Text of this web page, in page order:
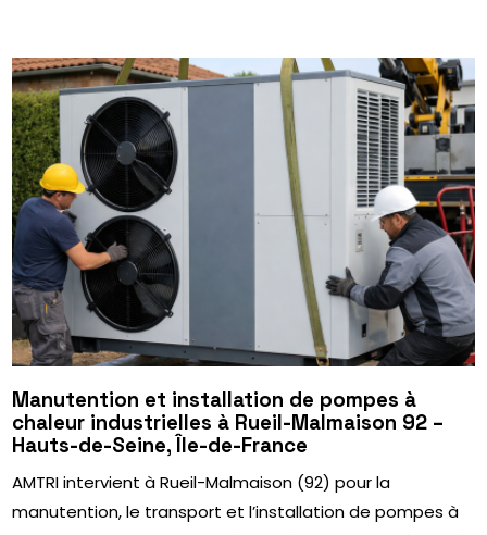
Manutention et installation de pompes à
chaleur industrielles à Rueil-Malmaison 92 –
Hauts-de-Seine, Île-de-France
AMTRI intervient à Rueil-Malmaison (92) pour la
manutention, le transport et l’installation de pompes à